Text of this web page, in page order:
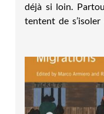
déjà si loin.
tentent de s’isoler
changements
perturbateurs.
sauvera ! »
professionnels de